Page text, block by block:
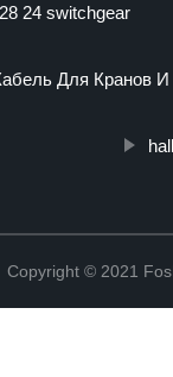
24 switchgear
Для Кранов
Copyright © 2021